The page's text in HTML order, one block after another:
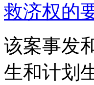
救济权的
该案事发
生和计划